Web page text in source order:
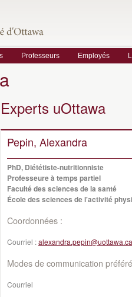
Professeurs Employés
Experts uOttawa
Pepin, Alexandra
PhD, Diététiste-nutritionniste
Professeure à temps partiel
Faculté des sciences de la santé
École des sciences de l'activité
Coordonnées :
Courriel :alexandra.pepin@uottawa.ca
Modes de communication
Courriel